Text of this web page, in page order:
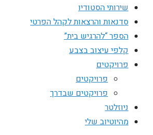
שירותי הסטודיו
סדנאות והרצאות לקהל הפרטי
הספר “להרגיש בית”
קלפי עיצוב בצבע
פרויקטים
פרויקטים
פרויקטים שבדרך
ניוזלטר
מהיוטיוב שלי